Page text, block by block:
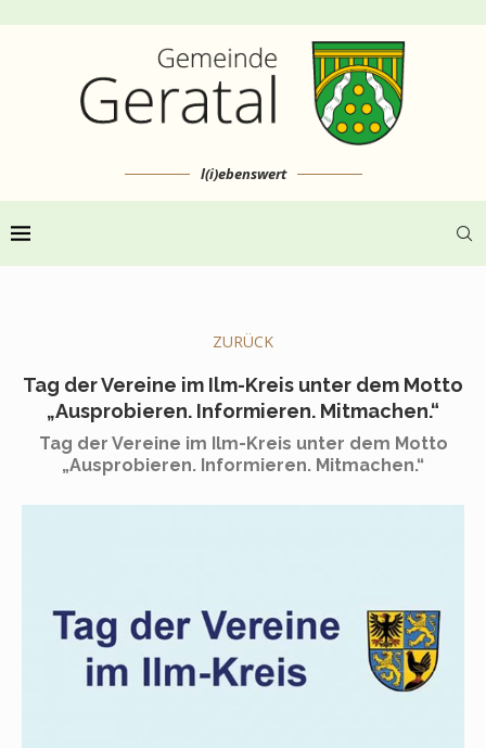
l(i)ebenswert
ZURÜCK
Tag der Vereine im Ilm-Kreis unter dem Motto
„Ausprobieren. Informieren. Mitmachen.“
Tag der Vereine im Ilm-Kreis unter dem Motto
„Ausprobieren. Informieren. Mitmachen.“